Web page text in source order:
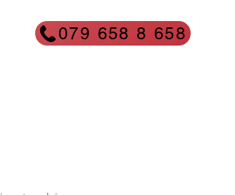
079 658 8 658